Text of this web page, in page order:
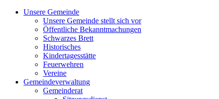
Unsere Gemeinde
Unsere Gemeinde stellt sich vor
Öffentliche Bekanntmachungen
Schwarzes Brett
Historisches
Kindertagesstätte
Feuerwehren
Vereine
Gemeindeverwaltung
Gemeinderat